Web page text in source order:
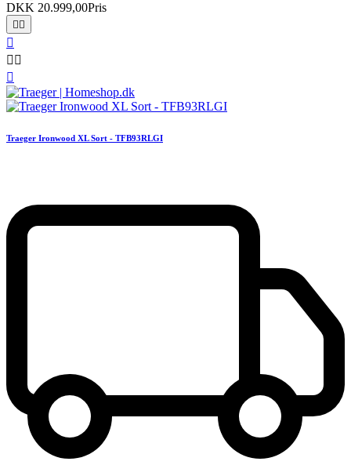
DKK 20.999,00Pris
 

 

Traeger Ironwood XL Sort - TFB93RLGI